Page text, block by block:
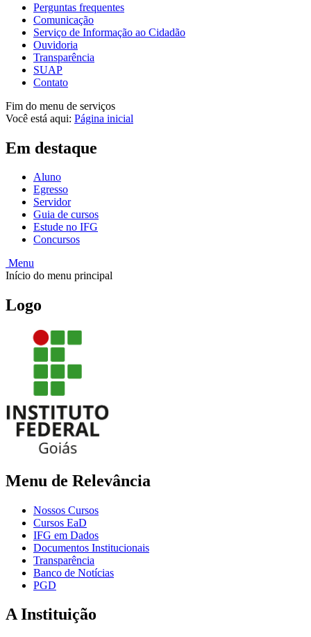
Perguntas frequentes
Comunicação
Serviço de Informação ao Cidadão
Ouvidoria
Transparência
SUAP
Contato
Fim do menu de serviços
Você está aqui: Página inicial
Em destaque
Aluno
Egresso
Servidor
Guia de cursos
Estude no IFG
Concursos
Menu
Início do menu principal
Logo
Menu de Relevância
Nossos Cursos
Cursos EaD
IFG em Dados
Documentos Institucionais
Transparência
Banco de Notícias
PGD
A Instituição